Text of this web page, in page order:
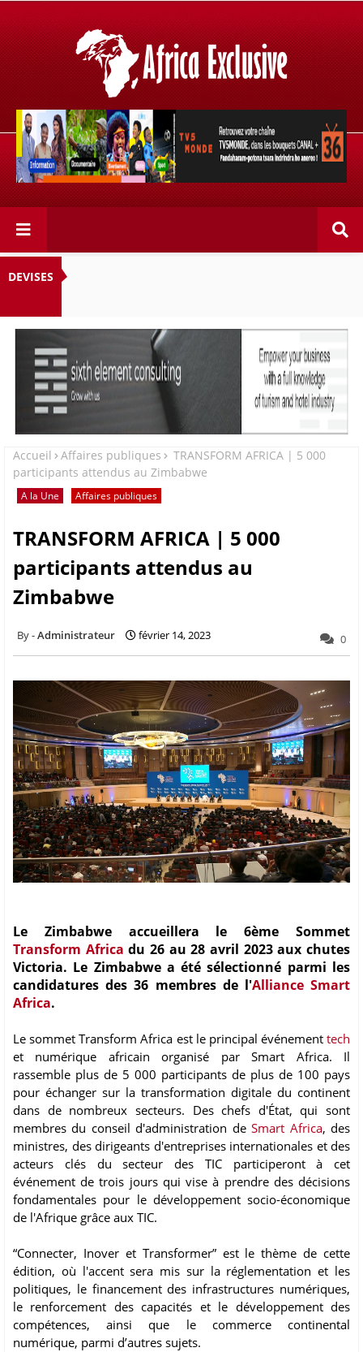
Retrouvez votre chaîne @TV5MONDE, dans les bouquets
CANAL+ 36 . Fandaharam-potoana tsara indrindra ho
anareo!
DEVISES
Accueil Affaires publiques
TRANSFORM AFRICA | 5 000
participants attendus au Zimbabwe
A la Une Affaires publiques
TRANSFORM AFRICA | 5 000
participants attendus au
Zimbabwe
Administrateur février 14, 2023 0
Le Zimbabwe accueillera le 6ème Sommet
Transform Africa du 26 au 28 avril 2023 aux chutes
Victoria. Le Zimbabwe a été sélectionné parmi les
candidatures des 36 membres de l'Alliance Smart
Africa.
Le sommet Transform Africa est le principal événement tech
et numérique africain organisé par Smart Africa. Il
rassemble plus de 5 000 participants de plus de 100 pays
pour échanger sur la transformation digitale du continent
dans de nombreux secteurs. Des chefs d'État, qui sont
membres du conseil d'administration deSmart Africa, des
ministres, des dirigeants d'entreprises internationales et des
acteurs clés du secteur des TIC participeront à cet
événement de trois jours qui vise à prendre des décisions
fondamentales pour le développement socio-économique
de l'Afrique grâce aux TIC.
“Connecter, Inover et Transformer” est le thème de cette
édition, où l'accent sera mis sur la réglementation et les
politiques, le financement des infrastructures numériques,
le renforcement des capacités et le développement des
compétences, ainsi que le commerce continental
numérique, parmi d’autres sujets.